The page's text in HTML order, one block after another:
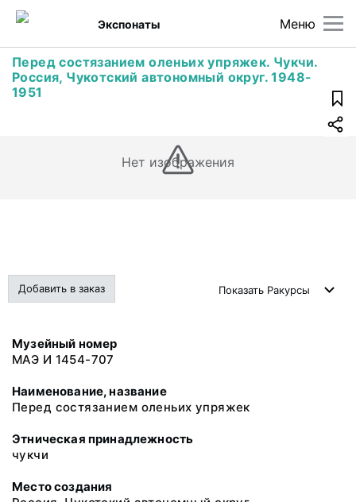
Меню
Экспонаты
Перед состязанием оленьих упряжек. Чукчи.
Россия, Чукотский автономный округ. 1948-
1951
Нет изображения
Добавить в заказ Показать Ракурсы
Музейный номер
МАЭ И 1454-707
Наименование, название
Перед состязанием оленьих упряжек
Этническая принадлежность
чукчи
Место создания